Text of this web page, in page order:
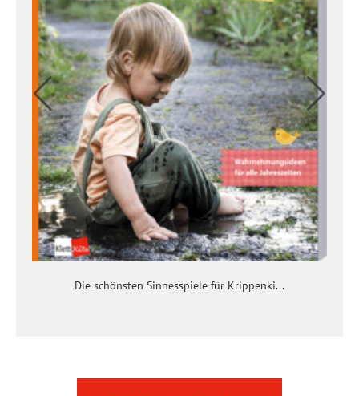
Die schönsten Sinnesspiele für Krippenki...